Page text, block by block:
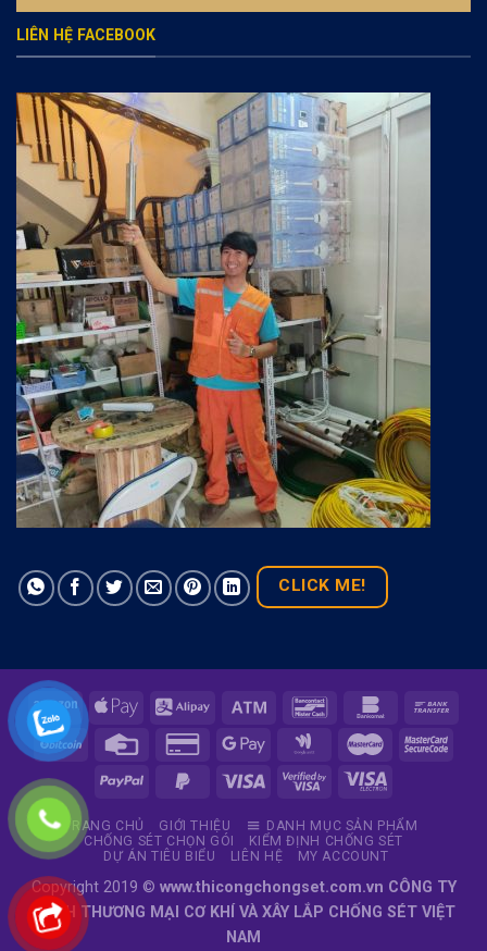
LIÊN HỆ FACEBOOK
CLICK ME!
TRANG CHỦ GIỚI THIỆU
DANH MỤC SẢN PHẨM
CHỐNG SÉT CHỌN GÓI
KIỂM ĐỊNH CHỐNG SÉT
DỰ ÁN TIÊU BIỂU
LIÊN HỆ MY ACCOUNT
Copyright 2019 © www.thicongchongset.com.vn CÔNG TY
TNHH THƯƠNG MẠI CƠ KHÍ VÀ XÂY LẮP CHỐNG SÉT VIỆT
NAM